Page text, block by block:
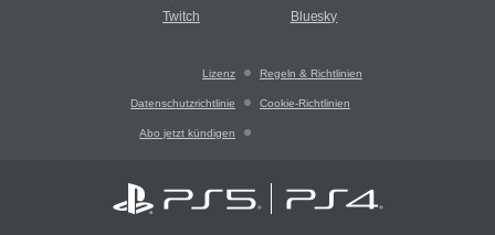
Twitch Bluesky
Lizenz Regeln & Richtlinien
Datenschutzrichtlinie Cookie-Richtlinien
Abo jetzt kündigen